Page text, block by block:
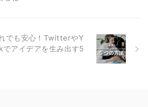
でも安心！TwitterやY
アイデアを生み出す5